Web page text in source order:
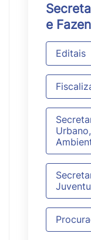
e
Editais